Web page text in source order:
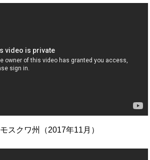
モスクワ州（2017年11月）